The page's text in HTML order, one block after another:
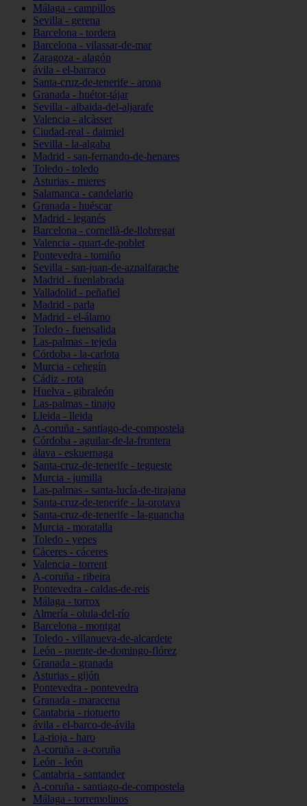
Málaga - campillos
Sevilla - gerena
Barcelona - tordera
Barcelona - vilassar-de-mar
Zaragoza - alagón
ávila - el-barraco
Santa-cruz-de-tenerife - arona
Granada - huétor-tájar
Sevilla - albaida-del-aljarafe
Valencia - alcàsser
Ciudad-real - daimiel
Sevilla - la-algaba
Madrid - san-fernando-de-henares
Toledo - toledo
Asturias - mieres
Salamanca - candelario
Granada - huéscar
Madrid - leganés
Barcelona - cornellà-de-llobregat
Valencia - quart-de-poblet
Pontevedra - tomiño
Sevilla - san-juan-de-aznalfarache
Madrid - fuenlabrada
Valladolid - peñafiel
Madrid - parla
Madrid - el-álamo
Toledo - fuensalida
Las-palmas - tejeda
Córdoba - la-carlota
Murcia - cehegín
Cádiz - rota
Huelva - gibraleón
Las-palmas - tinajo
Lleida - lleida
A-coruña - santiago-de-compostela
Córdoba - aguilar-de-la-frontera
álava - eskuernaga
Santa-cruz-de-tenerife - tegueste
Murcia - jumilla
Las-palmas - santa-lucía-de-tirajana
Santa-cruz-de-tenerife - la-orotava
Santa-cruz-de-tenerife - la-guancha
Murcia - moratalla
Toledo - yepes
Cáceres - cáceres
Valencia - torrent
A-coruña - ribeira
Pontevedra - caldas-de-reis
Málaga - torrox
Almería - olula-del-río
Barcelona - montgat
Toledo - villanueva-de-alcardete
León - puente-de-domingo-flórez
Granada - granada
Asturias - gijón
Pontevedra - pontevedra
Granada - maracena
Cantabria - riotuerto
ávila - el-barco-de-ávila
La-rioja - haro
A-coruña - a-coruña
León - león
Cantabria - santander
A-coruña - santiago-de-compostela
Málaga - torremolinos